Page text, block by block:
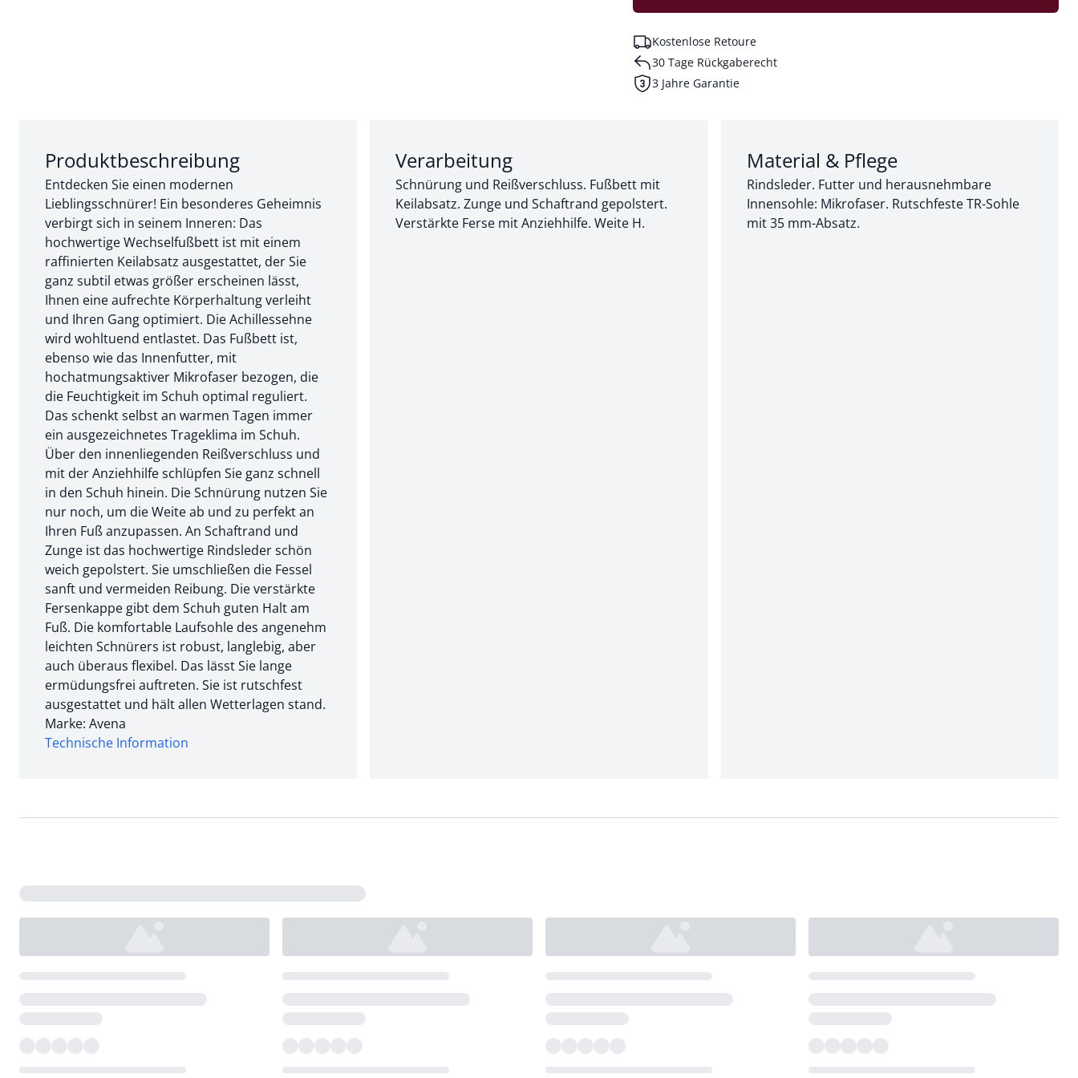
Kostenlose Retoure
30 Tage Rückgaberecht
3 Jahre Garantie
Abschnitt 1 von 3:
Produktbeschreibung
Entdecken Sie einen modernen
Lieblingsschnürer! Ein besonderes Geheimnis
verbirgt sich in seinem Inneren: Das
hochwertige Wechselfußbett ist mit einem
raffinierten Keilabsatz ausgestattet, der Sie
ganz subtil etwas größer erscheinen lässt,
Ihnen eine aufrechte Körperhaltung verleiht
und Ihren Gang optimiert. Die Achillessehne
wird wohltuend entlastet. Das Fußbett ist,
ebenso wie das Innenfutter, mit
hochatmungsaktiver Mikrofaser bezogen, die
die Feuchtigkeit im Schuh optimal reguliert.
Das schenkt selbst an warmen Tagen immer
ein ausgezeichnetes Trageklima im Schuh.
Über den innenliegenden Reißverschluss und
mit der Anziehhilfe schlüpfen Sie ganz schnell
in den Schuh hinein. Die Schnürung nutzen Sie
nur noch, um die Weite ab und zu perfekt an
Ihren Fuß anzupassen. An Schaftrand und
Zunge ist das hochwertige Rindsleder schön
weich gepolstert. Sie umschließen die Fessel
sanft und vermeiden Reibung. Die verstärkte
Fersenkappe gibt dem Schuh guten Halt am
Fuß. Die komfortable Laufsohle des angenehm
leichten Schnürers ist robust, langlebig, aber
auch überaus flexibel. Das lässt Sie lange
ermüdungsfrei auftreten. Sie ist rutschfest
ausgestattet und hält allen Wetterlagen stand.
Marke: Avena
Technische Information
Abschnitt 2 von 3:
Verarbeitung
Schnürung und Reißverschluss. Fußbett mit
Keilabsatz. Zunge und Schaftrand gepolstert.
Verstärkte Ferse mit Anziehhilfe. Weite H.
Abschnitt 3 von 3:
Material & Pflege
Rindsleder. Futter und herausnehmbare
Innensohle: Mikrofaser. Rutschfeste TR-Sohle
mit 35 mm-Absatz.